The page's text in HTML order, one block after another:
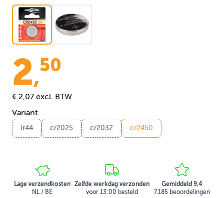
2,50
€ 2,07 excl. BTW
Variant
lr44 cr2025 cr2032 cr2450
Lage verzendkosten
NL / BE
Zelfde werkdag verzonden
voor 13:00 besteld
Gemiddeld 9,4
7.185 beoordelingen